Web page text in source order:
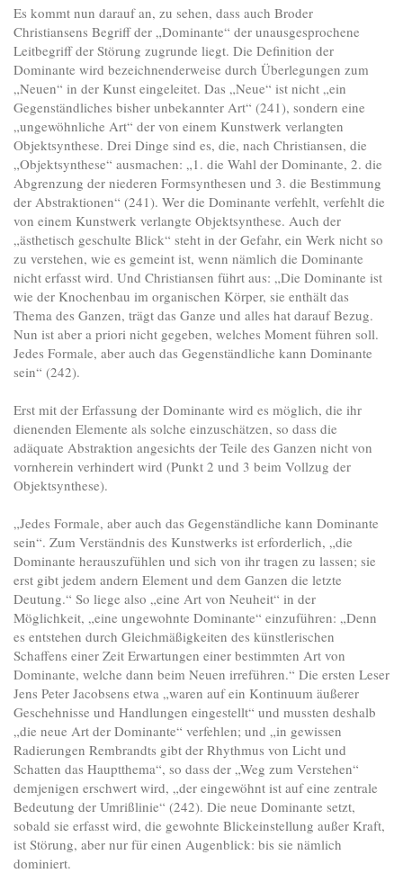
Es kommt nun darauf an, zu sehen, dass auch Broder
Christiansens Begriff der „Dominante“ der unausgesprochene
Leitbegriff der Störung zugrunde liegt. Die Definition der
Dominante wird bezeichnenderweise durch Überlegungen zum
„Neuen“ in der Kunst eingeleitet. Das „Neue“ ist nicht „ein
Gegenständliches bisher unbekannter Art“ (241), sondern eine
„ungewöhnliche Art“ der von einem Kunstwerk verlangten
Objektsynthese. Drei Dinge sind es, die, nach Christiansen, die
„Objektsynthese“ ausmachen: „1. die Wahl der Dominante, 2. die
Abgrenzung der niederen Formsynthesen und 3. die Bestimmung
der Abstraktionen“ (241). Wer die Dominante verfehlt, verfehlt die
von einem Kunstwerk verlangte Objektsynthese. Auch der
„ästhetisch geschulte Blick“ steht in der Gefahr, ein Werk nicht so
zu verstehen, wie es gemeint ist, wenn nämlich die Dominante
nicht erfasst wird. Und Christiansen führt aus: „Die Dominante ist
wie der Knochenbau im organischen Körper, sie enthält das
Thema des Ganzen, trägt das Ganze und alles hat darauf Bezug.
Nun ist aber a priori nicht gegeben, welches Moment führen soll.
Jedes Formale, aber auch das Gegenständliche kann Dominante
sein“ (242).
Erst mit der Erfassung der Dominante wird es möglich, die ihr
dienenden Elemente als solche einzuschätzen, so dass die
adäquate Abstraktion angesichts der Teile des Ganzen nicht von
vornherein verhindert wird (Punkt 2 und 3 beim Vollzug der
Objektsynthese).
„Jedes Formale, aber auch das Gegenständliche kann Dominante
sein“. Zum Verständnis des Kunstwerks ist erforderlich, „die
Dominante herauszufühlen und sich von ihr tragen zu lassen; sie
erst gibt jedem andern Element und dem Ganzen die letzte
Deutung.“ So liege also „eine Art von Neuheit“ in der
Möglichkeit, „eine ungewohnte Dominante“ einzuführen: „Denn
es entstehen durch Gleichmäßigkeiten des künstlerischen
Schaffens einer Zeit Erwartungen einer bestimmten Art von
Dominante, welche dann beim Neuen irreführen.“ Die ersten Leser
Jens Peter Jacobsens etwa „waren auf ein Kontinuum äußerer
Geschehnisse und Handlungen eingestellt“ und mussten deshalb
„die neue Art der Dominante“ verfehlen; und „in gewissen
Radierungen Rembrandts gibt der Rhythmus von Licht und
Schatten das Hauptthema“, so dass der „Weg zum Verstehen“
demjenigen erschwert wird, „der eingewöhnt ist auf eine zentrale
Bedeutung der Umrißlinie“ (242). Die neue Dominante setzt,
sobald sie erfasst wird, die gewohnte Blickeinstellung außer Kraft,
ist Störung, aber nur für einen Augenblick: bis sie nämlich
dominiert.